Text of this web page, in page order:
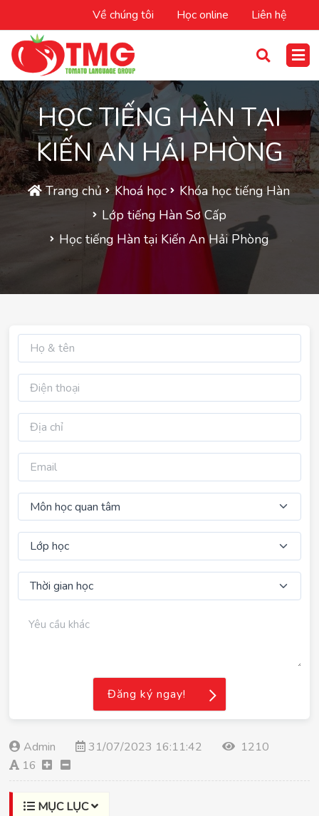
Về chúng tôi Học online Liên hệ
HỌC TIẾNG HÀN TẠI
KIẾN AN HẢI PHÒNG
Trang chủ Khoá học
Khóa học tiếng Hàn
Lớp tiếng Hàn Sơ Cấp
Học tiếng Hàn tại Kiến An Hải Phòng
Admin 31/07/2023 16:11:42
1210
16
MỤC LỤC
Đăng ký ngay!